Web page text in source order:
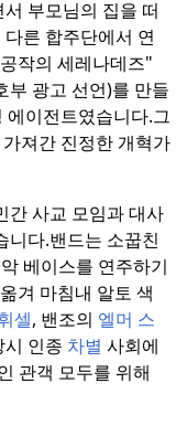
부모님의 집을 떠
른 합주단에서 연
작의 세레나데즈"
광고 선언)를 만들
에이전트였습니다.그
져간 진정한 개혁가
간 사교 모임과 대사
니다.밴드는 소꿉친
베이스를 연주하기
겨 마침내 알토 색
셀, 밴조의 엘머 스
시 인종 차별 사회에
관객 모두를 위해